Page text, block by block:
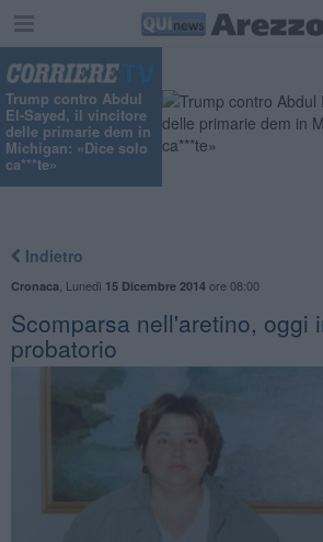
Trump contro Abdul
El-Sayed, il vincitore
delle primarie dem in
Michigan: «Dice solo
ca***te»
Indietro
Cronaca Lunedì 15 Dicembre 2014ore 08:00
Scomparsa nell'aretino, oggi
probatorio